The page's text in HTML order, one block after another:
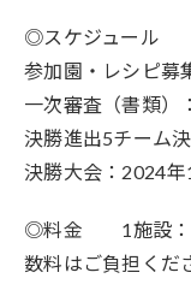
◎スケジュール
参加園・レシピ募
一次審査（書類）
決勝進出5チーム
決勝大会：2024年
◎料金 1施設：
数料はご負担くだ